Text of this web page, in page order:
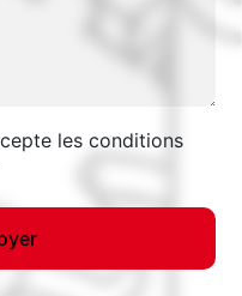
les conditions